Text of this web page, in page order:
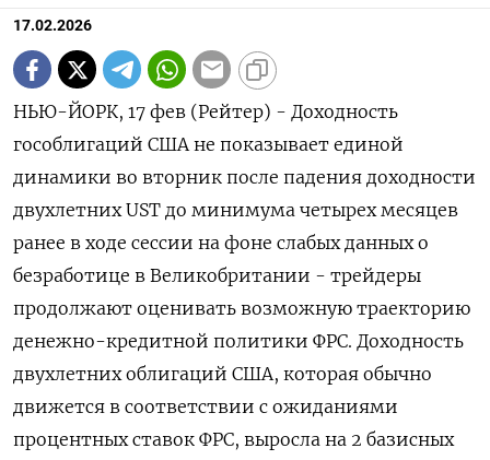
17.02.2026
НЬЮ-ЙОРК, 17 фев (Рейтер) - Доходность
гособлигаций США не показывает единой
динамики ‌во вторник после падения доходности
двухлетних UST до минимума четырех месяцев
ранее в ходе ​сессии ​на ​фоне слабых данных ⁠о
безработице в ‌Великобритании - трейдеры
продолжают ‌оценивать возможную траекторию
денежно-кредитной политики ФРС. Доходность ​
двухлетних облигаций США, которая ‌обычно
движется в соответствии с ​ожиданиями
процентных ставок ФРС, выросла на ‌2 базисных